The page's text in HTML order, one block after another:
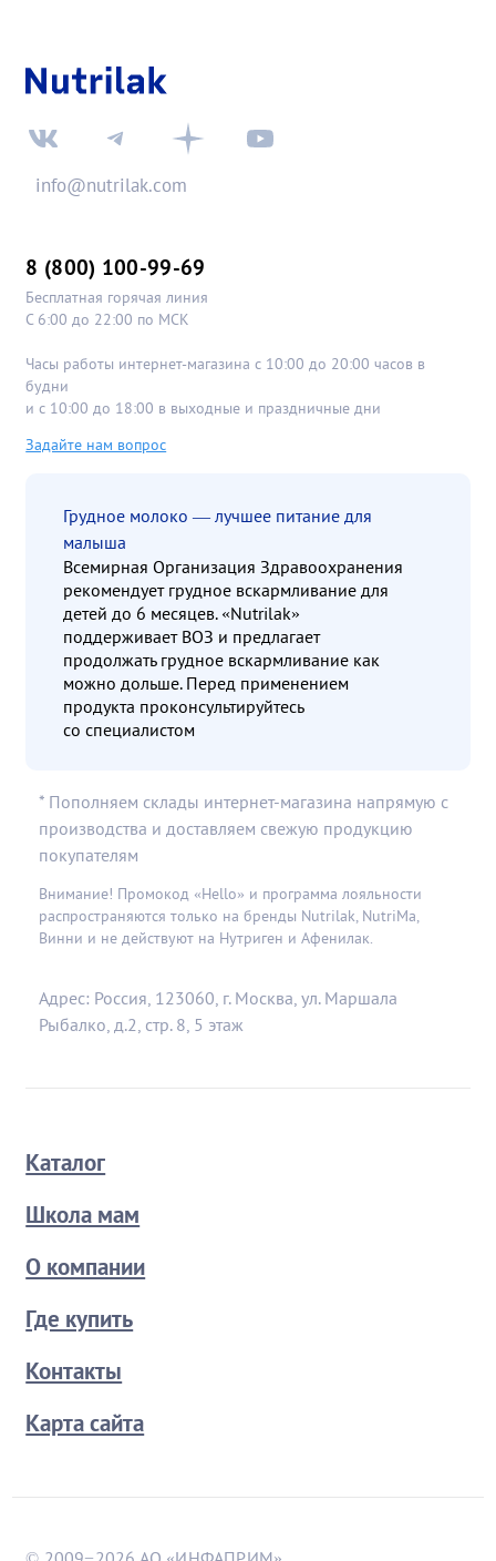
info@nutrilak.com
8 (800) 100-99-69
Бесплатная горячая линия
С 6:00 до 22:00 по МСК
Часы работы интернет-магазина с 10:00 до 20:00 часов в
будни
и с 10:00 до 18:00 в выходные и праздничные дни
Задайте нам вопрос
Грудное молоко — лучшее питание для
малыша
Всемирная Организация Здравоохранения
рекомендует грудное вскармливание для
детей до 6 месяцев. «Nutrilak»
поддерживает ВОЗ и предлагает
продолжать грудное вскармливание как
можно дольше. Перед применением
продукта проконсультируйтесь
со специалистом
* Пополняем склады интернет-магазина напрямую с
производства и доставляем свежую продукцию
покупателям
Внимание! Промокод «Hello» и программа лояльности
распространяются только на бренды Nutrilak, NutriMa,
Винни и не действуют на Нутриген и Афенилак.
Адрес: Россия, 123060, г. Москва, ул. Маршала
Рыбалко, д.2, стр. 8, 5 этаж
Каталог
Школа мам
О компании
Где купить
Контакты
Карта сайта